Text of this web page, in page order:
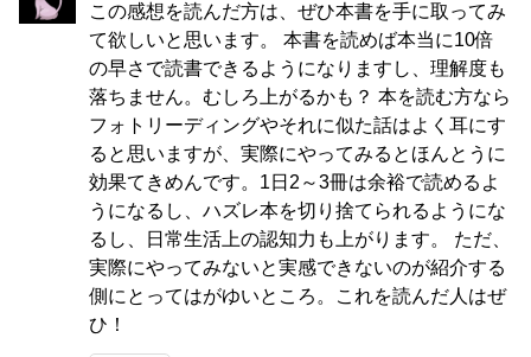
この感想を読んだ方は、ぜひ本書を手に取ってみ
て欲しいと思います。 本書を読めば本当に10倍
の早さで読書できるようになりますし、理解度も
落ちません。むしろ上がるかも？ 本を読む方なら
フォトリーディングやそれに似た話はよく耳にす
ると思いますが、実際にやってみるとほんとうに
効果てきめんです。1日2～3冊は余裕で読めるよ
うになるし、ハズレ本を切り捨てられるようにな
るし、日常生活上の認知力も上がります。 ただ、
実際にやってみないと実感できないのが紹介する
側にとってはがゆいところ。これを読んだ人はぜ
ひ！